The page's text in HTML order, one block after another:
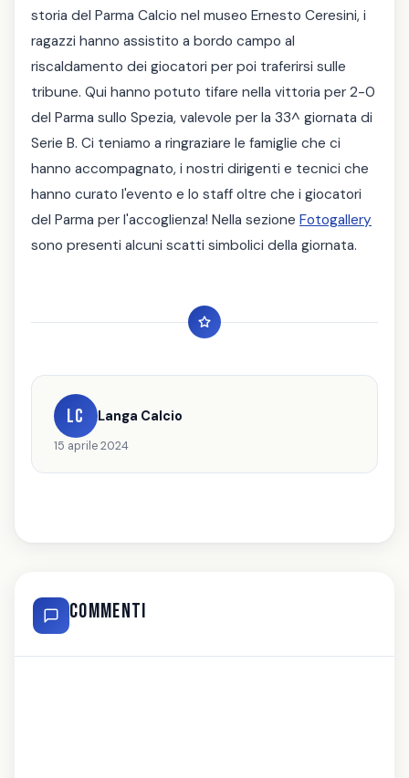
storia del Parma Calcio nel museo Ernesto Ceresini, i
ragazzi hanno assistito a bordo campo al
riscaldamento dei giocatori per poi traferirsi sulle
tribune. Qui hanno potuto tifare nella vittoria per 2-0
del Parma sullo Spezia, valevole per la 33^ giornata di
Serie B. Ci teniamo a ringraziare le famiglie che ci
hanno accompagnato, i nostri dirigenti e tecnici che
hanno curato l'evento e lo staff oltre che i giocatori
del Parma per l'accoglienza! Nella sezione Fotogallery
sono presenti alcuni scatti simbolici della giornata.
LC Langa Calcio
15 aprile 2024
Commenti